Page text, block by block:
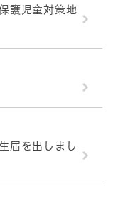
護児童対策地
届を出しまし